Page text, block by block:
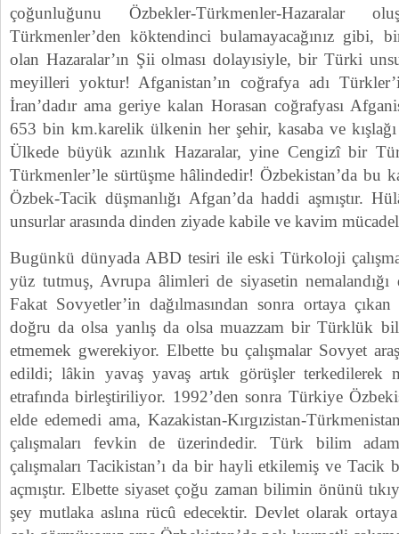
çoğunluğunu Özbekler-Türkmenler-Hazaralar
Türkmenler’den köktendinci bulamayacağınız gibi,
olan Hazaralar’ın Şii olması dolayısiyle, bir Türki
meyilleri yoktur! Afganistan’ın coğrafya adı
İran’dadır ama geriye kalan Horasan coğrafyası
653 bin km.karelik ülkenin her şehir, kasaba ve
Ülkede büyük azınlık Hazaralar, yine Cengizî bir
Türkmenler’le sürtüşme hâlindedir! Özbekistan’da bu
Özbek-Tacik düşmanlığı Afgan’da haddi aşmıştır.
unsurlar arasında dinden ziyade kabile ve kavim
Bugünkü dünyada ABD tesiri ile eski Türkoloji
yüz tutmuş, Avrupa âlimleri de siyasetin nemalandığı
Fakat Sovyetler’in dağılmasından sonra ortaya
doğru da olsa yanlış da olsa muazzam bir Türklük
etmemek gwerekiyor. Elbette bu çalışmalar Sovyet
edildi; lâkin yavaş yavaş artık görüşler terkedilerek
etrafında birleştiriliyor. 1992’den sonra Türkiye
elde edemedi ama, Kazakistan-Kırgızistan-
çalışmaları fevkin de üzerindedir. Türk bilim
çalışmaları Tacikistan’ı da bir hayli etkilemiş ve Tacik
açmıştır. Elbette siyaset çoğu zaman bilimin önünü
şey mutlaka aslına rücû edecektir. Devlet olarak